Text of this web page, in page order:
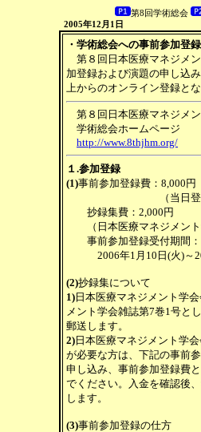
第8回学術総会
2005年12月1日
・学術総会への事前参加登
第８回日本医療マネジメ
加登録および演題の申し込
上からのオンライン登録とな
第８回日本医療マネジメ
学術総会ホームページ
http://www.8thjhm.org/
１.参加登録
(1)事前参加登録費：8,000円
（当日登録費
抄録集費：2,000円
（日本医療マネジメント
事前参加登録受付期間：
2006年1月10日(火)～
(2)抄録集について
1)日本医療マネジメント学
メント学会雑誌第7巻1号と
郵送します。
2)日本医療マネジメント学
が必要な方は、下記の事前
申し込み、事前参加登録費
でください。入金を確認後
します。
(3)事前参加登録の仕方